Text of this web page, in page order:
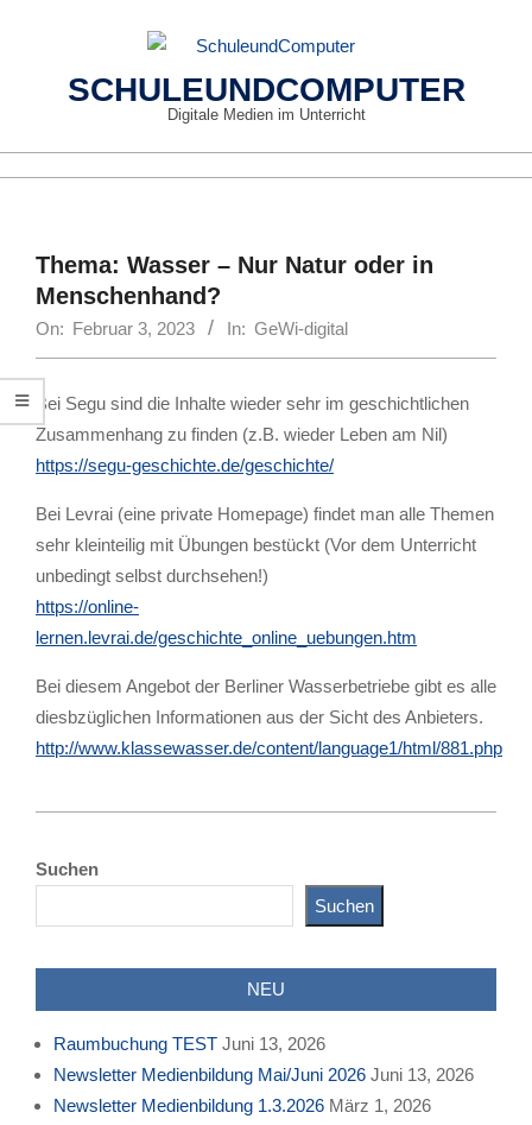
SCHULEUNDCOMPUTER
Digitale Medien im Unterricht
MenuThema: Wasser – Nur Natur oder in
Menschenhand?
On: Februar 3, 2023 In: GeWi-digital
Bei Segu sind die Inhalte wieder sehr im geschichtlichen
Zusammenhang zu finden (z.B. wieder Leben am Nil)
https://segu-geschichte.de/geschichte/
Bei Levrai (eine private Homepage) findet man alle Themen
sehr kleinteilig mit Übungen bestückt (Vor dem Unterricht
unbedingt selbst durchsehen!)
https://online-
lernen.levrai.de/geschichte_online_uebungen.htm
Bei diesem Angebot der Berliner Wasserbetriebe gibt es alle
diesbzüglichen Informationen aus der Sicht des Anbieters.
http://www.klassewasser.de/content/language1/html/881.php
03
Suchen
Suchen
NEU
Raumbuchung TEST Juni 13, 2026
Newsletter Medienbildung Mai/Juni 2026 Juni 13, 2026
Newsletter Medienbildung 1.3.2026 März 1, 2026